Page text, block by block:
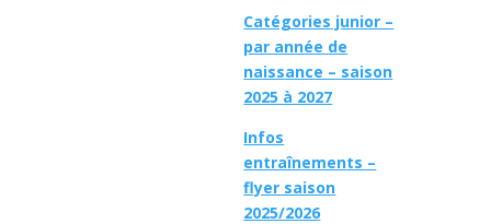
Catégories junior –
par année de
naissance – saison
2025 à 2027
Infos
entraînements –
flyer saison
2025/2026